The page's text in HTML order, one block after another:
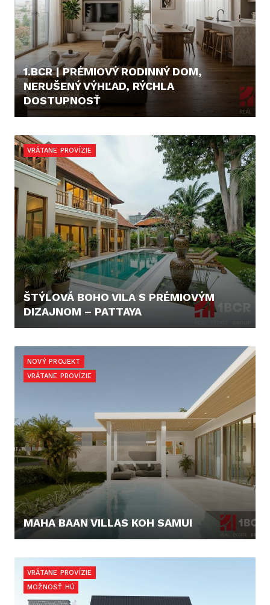
1.BCR | PRÉMIOVÝ RODINNÝ DOM,
NERUŠENÝ VÝHĽAD, RÝCHLA
DOSTUPNOSŤ
VRÁTANE PROVÍZIE
ŠTÝLOVÁ BOHO VILA S PRÉMIOVÝM
DIZAJNOM – PATTAYA
NOVÝ PROJEKT
VRÁTANE PROVÍZIE
MAHA BAAN VILLAS KOH SAMUI
VRÁTANE PROVÍZIE
MOŽNOSŤ HÚ